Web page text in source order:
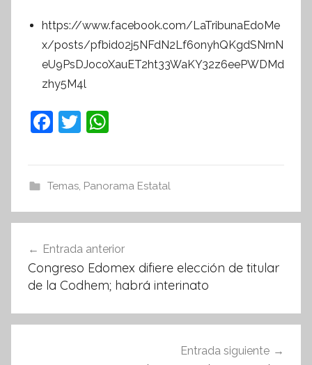
https://www.facebook.com/LaTribunaEdoMe
x/posts/pfbid02j5NFdN2Lf6onyhQKgdSNrnN
eU9PsDJocoXauET2ht33WaKY32z6eePWDMd
zhy5M4l
F
e
b
o
k
T
er s
A
p
Temas, Panorama Estatal
de
entradas
Entrada anterior
Congreso Edomex difiere elección de titular
de la Codhem; habrá interinato
Entrada siguiente